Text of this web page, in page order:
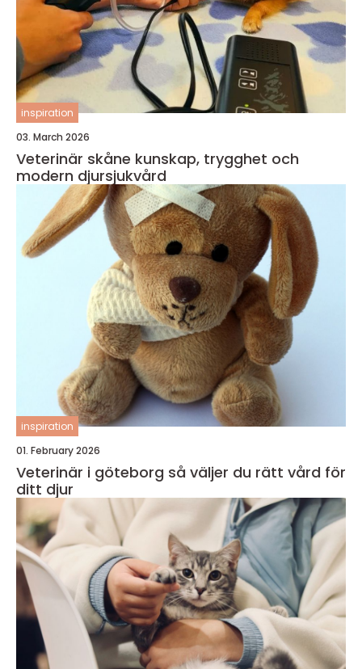
inspiration
03. March 2026
Veterinär skåne kunskap, trygghet och
modern djursjukvård
inspiration
01. February 2026
Veterinär i göteborg så väljer du rätt vård för
ditt djur